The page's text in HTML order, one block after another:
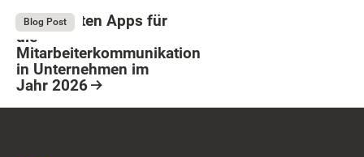
August 4, 2026
Blog Post
Die 9 besten Apps für
die
Mitarbeiterkommunikation
in Unternehmen im
Jahr 2026